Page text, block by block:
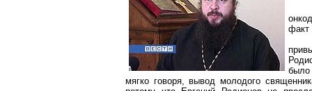
факт
мягко говоря, вывод молодого